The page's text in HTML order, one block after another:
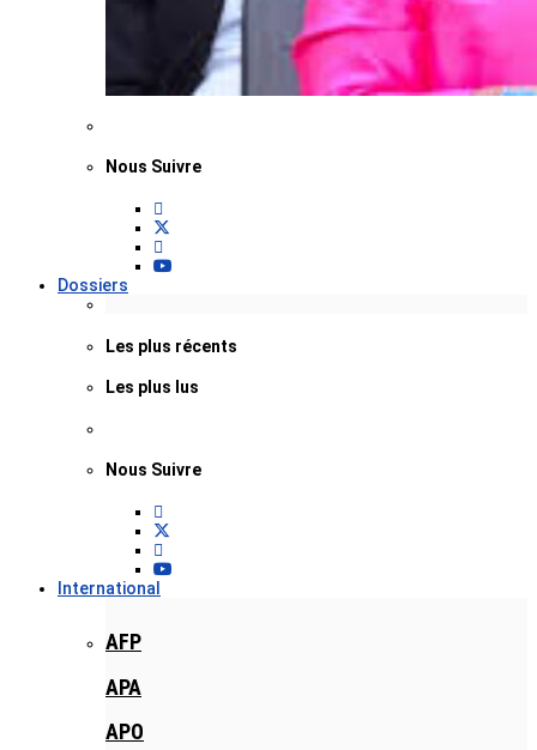
Nous Suivre
Dossiers
Les plus récents
Les plus lus
Nous Suivre
International
AFP
APA
APO